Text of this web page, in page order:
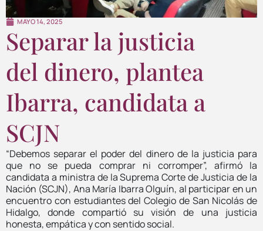
MAYO 14, 2025
Separar la justicia
del dinero, plantea
Ibarra, candidata a
SCJN
​“Debemos separar el poder del dinero de la justicia para
que no se pueda comprar ni corromper”, afirmó la
candidata a ministra de la Suprema Corte de Justicia de la
Nación (SCJN), Ana María Ibarra Olguín, al participar en un
encuentro con estudiantes del Colegio de San Nicolás de
Hidalgo, donde compartió su visión de una justicia
honesta, empática y con sentido social.